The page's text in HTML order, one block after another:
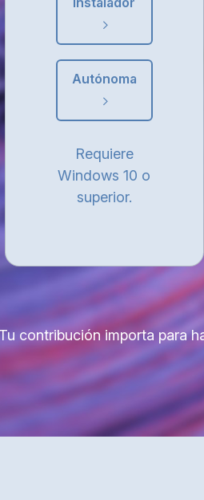
Autónoma
Requiere
Windows 10 o
superior.
contribución importa para